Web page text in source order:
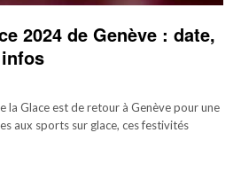
2024 de Genève : date,
la Glace est de retour à Genève pour une
aux sports sur glace, ces festivités